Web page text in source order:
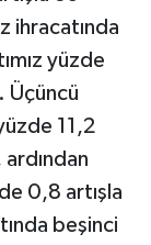
ihracatında
yüzde
Üçüncü
11,2
0,8 artışla
beşinci